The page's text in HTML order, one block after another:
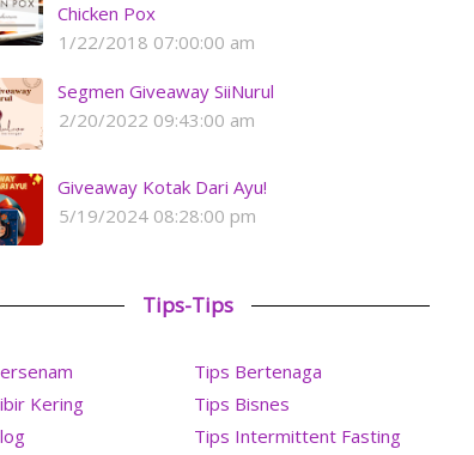
Chicken Pox
1/22/2018 07:00:00 am
Segmen Giveaway SiiNurul
2/20/2022 09:43:00 am
Giveaway Kotak Dari Ayu!
5/19/2024 08:28:00 pm
Tips-Tips
Tips Bertenaga
Kering
Tips Bisnes
Tips Intermittent Fasting